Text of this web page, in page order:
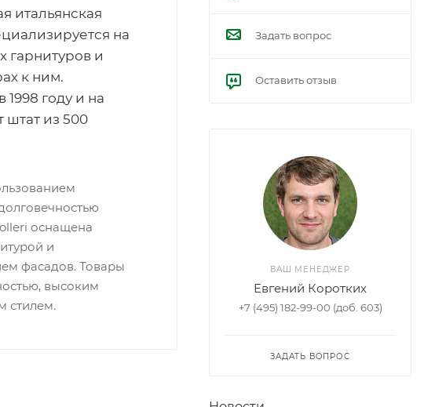
итальянская
на
гарнитуров и
к ним.
году и на
из 500
оснащена
и
фасадов. Товары
высоким
стилем.
Задать вопрос
Оставить отзыв
ВАШ МЕНЕДЖЕР
Евгений Коротких
+7 (495) 182-99-00 (доб. 603)
ЗАДАТЬ ВОПРОС